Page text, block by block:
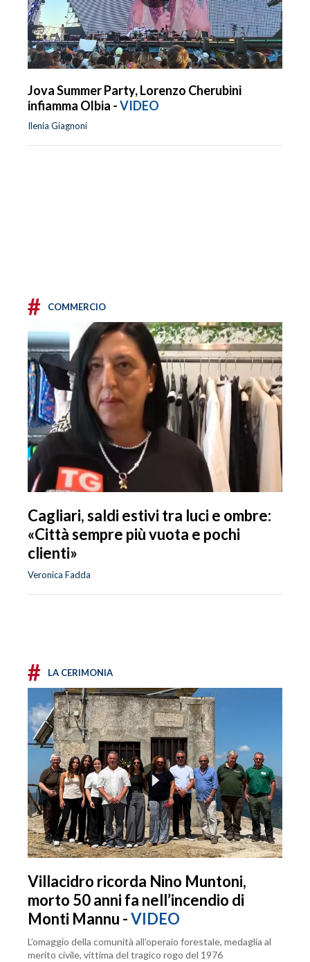
Jova Summer Party, Lorenzo Cherubini
infiamma Olbia -VIDEO
Ilenia Giagnoni
# COMMERCIO
Cagliari, saldi estivi tra luci e ombre:
«Città sempre più vuota e pochi
clienti»
Veronica Fadda
# LA CERIMONIA
Villacidro ricorda Nino Muntoni,
morto 50 anni fa nell’incendio di
Monti Mannu -VIDEO
L’omaggio della comunità all’operaio forestale, medaglia al
merito civile, vittima del tragico rogo del 1976